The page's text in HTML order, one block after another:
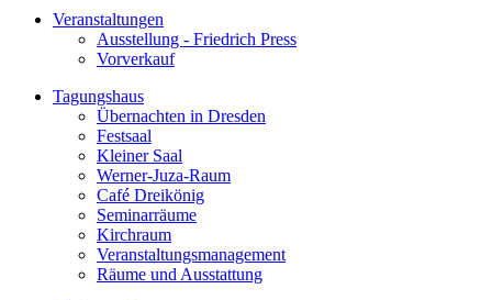
Veranstaltungen
Ausstellung - Friedrich Press
Vorverkauf
Tagungshaus
Übernachten in Dresden
Festsaal
Kleiner Saal
Werner-Juza-Raum
Café Dreikönig
Seminarräume
Kirchraum
Veranstaltungsmanagement
Räume und Ausstattung